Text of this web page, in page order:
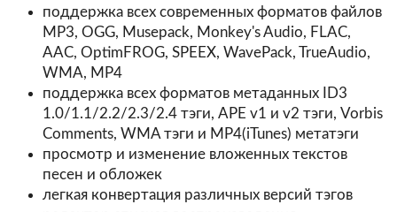
поддержка всех современных форматов файлов
MP3, OGG, Musepack, Monkey's Audio, FLAC,
AAC, OptimFROG, SPEEX, WavePack, TrueAudio,
WMA, MP4
поддержка всех форматов метаданных ID3
1.0/1.1/2.2/2.3/2.4 тэги, APE v1 и v2 тэги, Vorbis
Comments, WMA тэги и MP4(iTunes) метатэги
просмотр и изменение вложенных текстов
песен и обложек
легкая конвертация различных версий тэгов